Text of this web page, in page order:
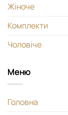
Жіноче
Комплекти
Чоловіче
Меню
Головна